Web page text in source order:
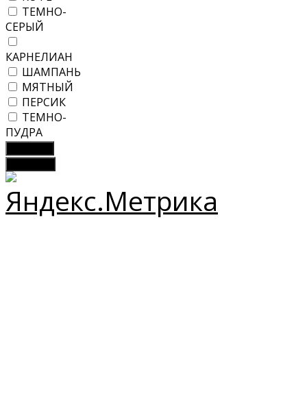
ТЕМНО-
СЕРЫЙ
КАРНЕЛИАН
ШАМПАНЬ
МЯТНЫЙ
ПЕРСИК
ТЕМНО-
ПУДРА